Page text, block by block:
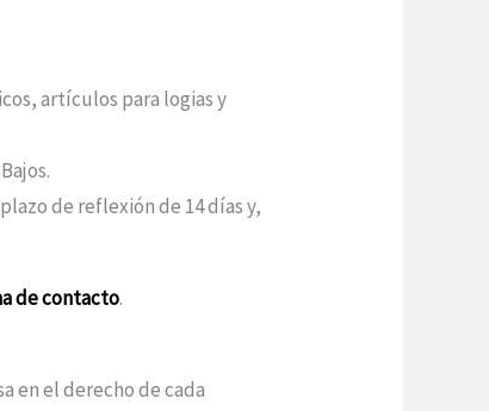
artículos para logias y
de reflexión de 14 días y,
de contacto.
en el derecho de cada